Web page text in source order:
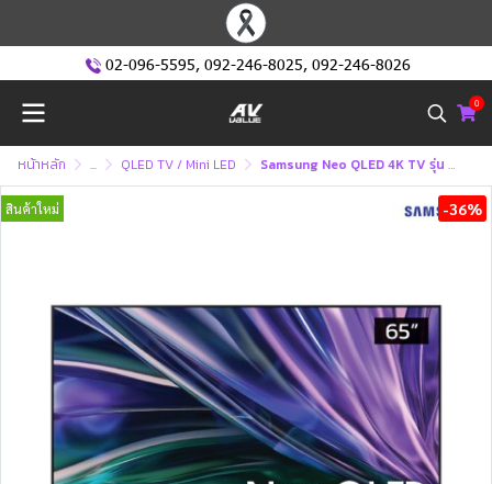
02-096-5595, 092-246-8025, 092-246-8026
0
หน้าหลัก ... QLED TV / Mini LED Samsung Neo QLED 4K TV รุ่น QA65QN85DBKXXT ขนาด 65 นิ้ว QN85D Series ( 65QN85D , 65QN85 , QN85 )
สินค้าใหม่ -36%